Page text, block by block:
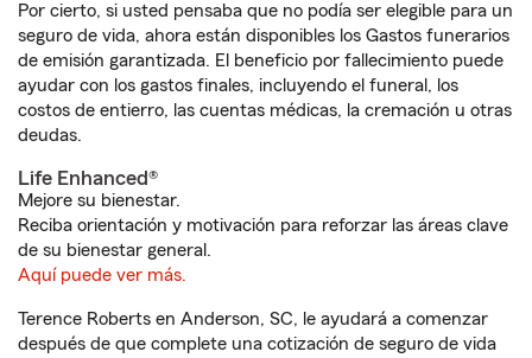
Por cierto, si usted pensaba que no podía ser elegible para un
seguro de vida, ahora están disponibles los Gastos funerarios
de emisión garantizada. El beneficio por fallecimiento puede
ayudar con los gastos finales, incluyendo el funeral, los
costos de entierro, las cuentas médicas, la cremación u otras
deudas.
Life Enhanced®
Mejore su bienestar.
Reciba orientación y motivación para reforzar las áreas clave
de su bienestar general.
Aquí puede ver más.
Terence Roberts en Anderson, SC, le ayudará a comenzar
después de que complete una cotización de seguro de vida